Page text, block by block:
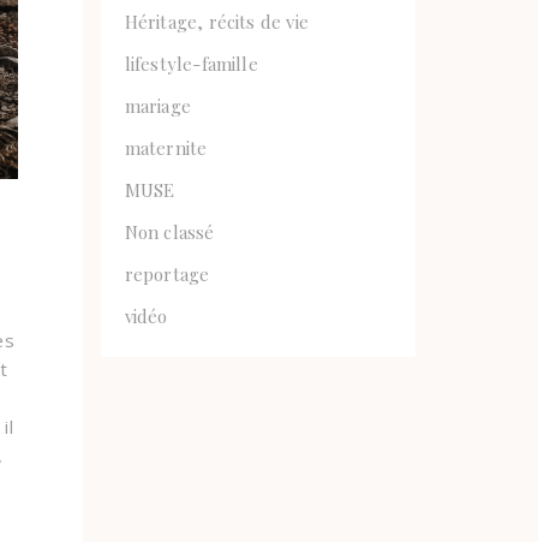
Héritage, récits de vie
lifestyle-famille
mariage
maternite
MUSE
Non classé
reportage
vidéo